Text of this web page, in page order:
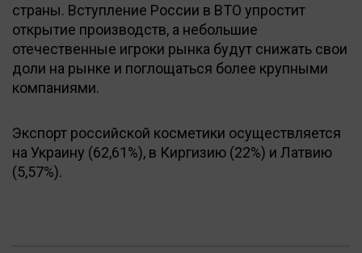
страны. Вступление России в ВТО упростит
открытие производств, а небольшие
отечественные игроки рынка будут снижать свои
доли на рынке и поглощаться более крупными
компаниями.
Экспорт российской косметики осуществляется
на Украину (62,61%), в Киргизию (22%) и Латвию
(5,57%).